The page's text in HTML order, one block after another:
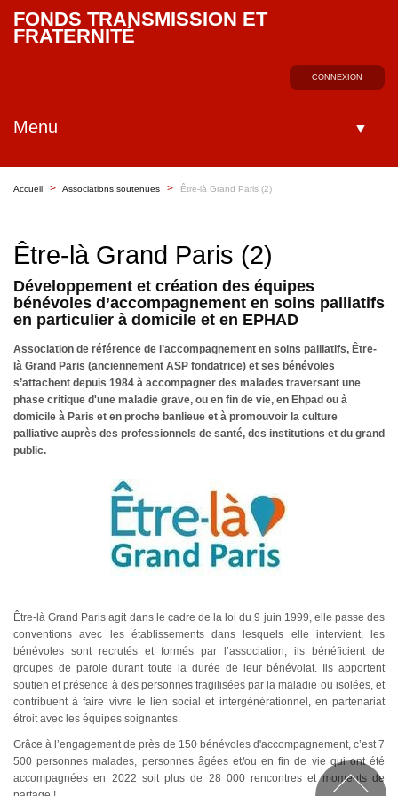
FONDS TRANSMISSION ET
FRATERNITÉ
CONNEXION
Menu ▼
Accueil > Associations soutenues > Être-là Grand Paris (2)
Être-là Grand Paris (2)
Développement et création des équipes
bénévoles d’accompagnement en soins palliatifs
en particulier à domicile et en EPHAD
Association de référence de l’accompagnement en soins palliatifs, Être-
là Grand Paris (anciennement ASP fondatrice) et ses bénévoles
s’attachent depuis 1984 à accompagner des malades traversant une
phase critique d'une maladie grave, ou en fin de vie, en Ehpad ou à
domicile à Paris et en proche banlieue et à promouvoir la culture
palliative auprès des professionnels de santé, des institutions et du grand
public.
Être-là Grand Paris agit dans le cadre de la loi du 9 juin 1999, elle passe des
conventions avec les établissements dans lesquels elle intervient, les
bénévoles sont recrutés et formés par l’association, ils bénéficient de
groupes de parole durant toute la durée de leur bénévolat. Ils apportent
soutien et présence à des personnes fragilisées par la maladie ou isolées, et
contribuent à faire vivre le lien social et intergénérationnel, en partenariat
étroit avec les équipes soignantes.
Grâce à l’engagement de près de 150 bénévoles d'accompagnement, c’est 7
500 personnes malades, personnes âgées et/ou en fin de vie qui ont été
accompagnées en 2022 soit plus de 28 000 rencontres et moments de